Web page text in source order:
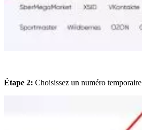
Étape 2: Choisissez un numéro temporaire